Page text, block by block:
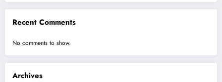
Recent Comments
No comments to show.
Archives